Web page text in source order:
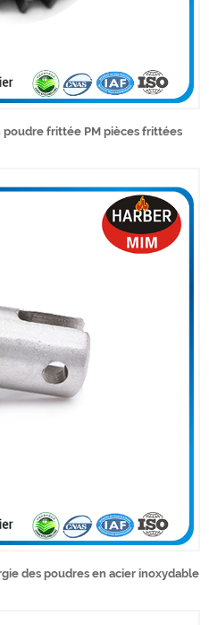
poudre frittée PM pièces frittées
des poudres en acier inoxydable